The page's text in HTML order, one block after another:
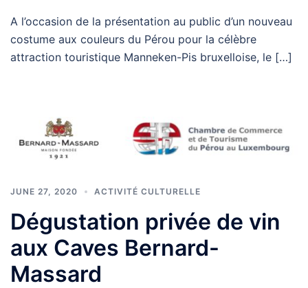
A l’occasion de la présentation au public d’un nouveau
costume aux couleurs du Pérou pour la célèbre
attraction touristique Manneken-Pis bruxelloise, le […]
JUNE 27, 2020 ACTIVITÉ CULTURELLE
Dégustation privée de vin
aux Caves Bernard-
Massard